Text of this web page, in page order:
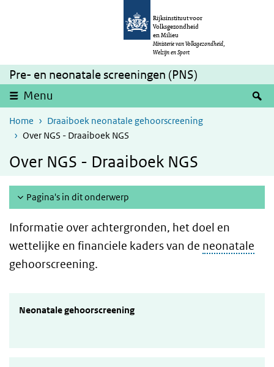
Overslaan en naar de inhoud gaan
Rijksinstituut voor
Volksgezondheid
en Milieu
Ministerie van Volksgezondheid,
Welzijn en Sport
Pre- en neonatale screeningen (PNS)
Menu
Home
Draaiboek neonatale gehoorscreening
Over NGS - Draaiboek NGS
Over NGS - Draaiboek NGS
Pagina's in dit onderwerp
Informatie over achtergronden, het doel en
wettelijke en financiele kaders van de neonatale
gehoorscreening.
Neonatale gehoorscreening
Neonatale gehoorscreening